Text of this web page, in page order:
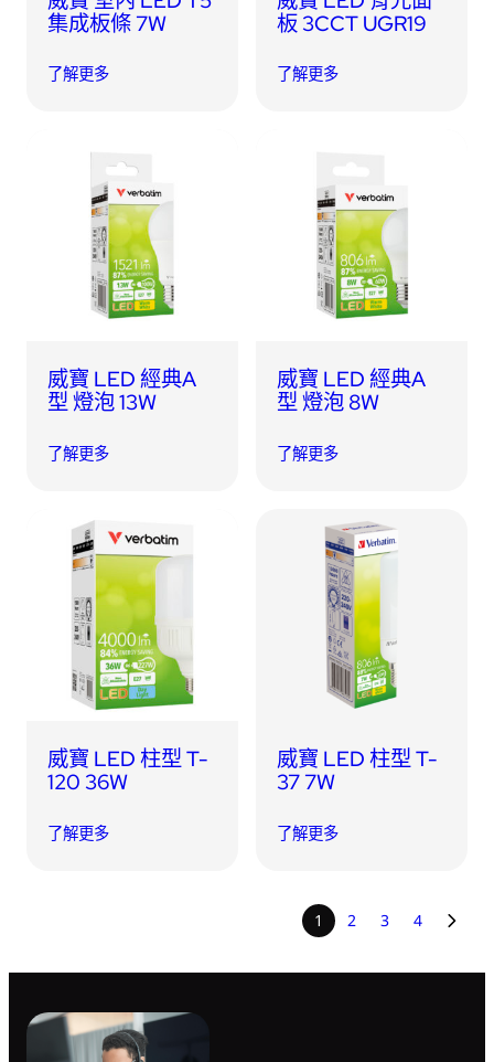
集成板條 7W
了解更多
板 3CCT UGR19
了解更多
威寶 LED 經典A
型 燈泡 13W
了解更多
威寶 LED 經典A
型 燈泡 8W
了解更多
威寶 LED 柱型 T-
120 36W
了解更多
威寶 LED 柱型 T-
37 7W
了解更多
1 2 3 4